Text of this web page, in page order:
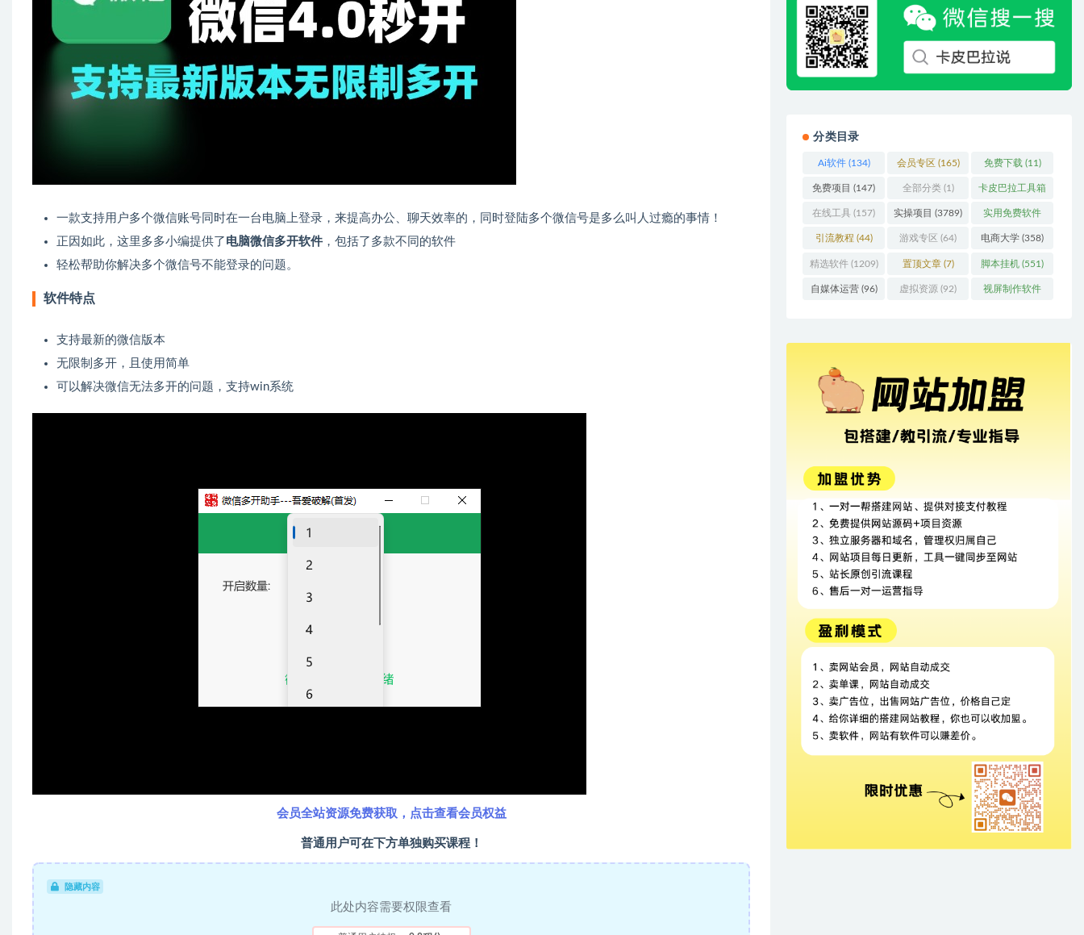
一款支持用户多个微信账号同时在一台电脑上登录，来提高办公、聊天效率的，同时登陆多个微信号是多么叫人过瘾的事情！
正因如此，这里多多小编提供了 电脑微信多开软件 ，包括了多款不同的软件
轻松帮助你解决多个微信号不能登录的问题。
软件特点
支持最新的微信版本
无限制多开，且使用简单
可以解决微信无法多开的问题，支持win系统
会员全站资源免费获取，点击查看会员权益
普通用户可在下方单独购买课程！
隐藏内容
此处内容需要权限查看
分类目录
Ai软件(134) 会员专区 (165) 免费下载 (11)
免费项目 (147) 全部分类(1) 卡皮巴拉工具箱
(3)
在线工具 (157) 实操项目 (3789) 实用免费软件
(415)
引流教程 (44) 游戏专区 (64) 电商大学 (358)
精选软件(1209) 置顶文章(7) 脚本挂机 (551)
自媒体运营(96) 虚拟资源 (92) 视屏制作软件